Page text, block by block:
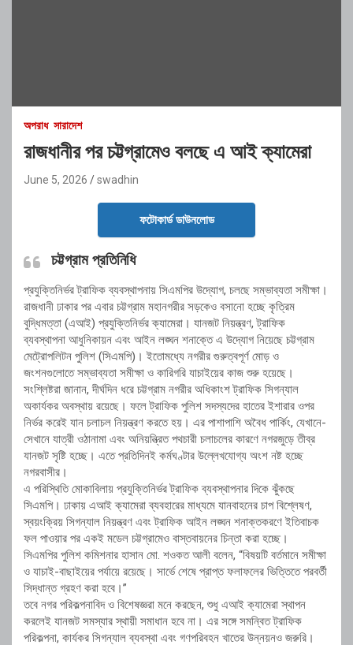
অপরাধ সারাদেশ
রাজধানীর পর চট্টগ্রামেও বলছে এ আই ক্যামেরা
June 5, 2026 swadhin
ফটোকার্ড ডাউনলোড
চট্টগ্রাম প্রতিনিধি
প্রযুক্তিনির্ভর ট্রাফিক ব্যবস্থাপনায় সিএমপির উদ্যোগ, চলছে সম্ভাব্যতা সমীক্ষা।
রাজধানী ঢাকার পর এবার চট্টগ্রাম মহানগরীর সড়কেও বসানো হচ্ছে কৃত্রিম
বুদ্ধিমত্তা (এআই) প্রযুক্তিনির্ভর ক্যামেরা। যানজট নিয়ন্ত্রণ, ট্রাফিক
ব্যবস্থাপনা আধুনিকায়ন এবং আইন লঙ্ঘন শনাক্তে এ উদ্যোগ নিয়েছে চট্টগ্রাম
মেট্রোপলিটন পুলিশ (সিএমপি)। ইতোমধ্যে নগরীর গুরুত্বপূর্ণ মোড় ও
জংশনগুলোতে সম্ভাব্যতা সমীক্ষা ও কারিগরি যাচাইয়ের কাজ শুরু হয়েছে।
সংশ্লিষ্টরা জানান, দীর্ঘদিন ধরে চট্টগ্রাম নগরীর অধিকাংশ ট্রাফিক সিগন্যাল
অকার্যকর অবস্থায় রয়েছে। ফলে ট্রাফিক পুলিশ সদস্যদের হাতের ইশারার ওপর
নির্ভর করেই যান চলাচল নিয়ন্ত্রণ করতে হয়। এর পাশাপাশি অবৈধ পার্কিং, যেখানে-
সেখানে যাত্রী ওঠানামা এবং অনিয়ন্ত্রিত পথচারী চলাচলের কারণে নগরজুড়ে তীব্র
যানজট সৃষ্টি হচ্ছে। এতে প্রতিদিনই কর্মঘণ্টার উল্লেখযোগ্য অংশ নষ্ট হচ্ছে
নগরবাসীর।
এ পরিস্থিতি মোকাবিলায় প্রযুক্তিনির্ভর ট্রাফিক ব্যবস্থাপনার দিকে ঝুঁকছে
সিএমপি। ঢাকায় এআই ক্যামেরা ব্যবহারের মাধ্যমে যানবাহনের চাপ বিশ্লেষণ,
স্বয়ংক্রিয় সিগন্যাল নিয়ন্ত্রণ এবং ট্রাফিক আইন লঙ্ঘন শনাক্তকরণে ইতিবাচক
ফল পাওয়ার পর একই মডেল চট্টগ্রামেও বাস্তবায়নের চিন্তা করা হচ্ছে।
সিএমপির পুলিশ কমিশনার হাসান মো. শওকত আলী বলেন, “বিষয়টি বর্তমানে সমীক্ষা
ও যাচাই-বাছাইয়ের পর্যায়ে রয়েছে। সার্ভে শেষে প্রাপ্ত ফলাফলের ভিত্তিতে পরবর্তী
সিদ্ধান্ত গ্রহণ করা হবে।”
তবে নগর পরিকল্পনাবিদ ও বিশেষজ্ঞরা মনে করছেন, শুধু এআই ক্যামেরা স্থাপন
করলেই যানজট সমস্যার স্থায়ী সমাধান হবে না। এর সঙ্গে সমন্বিত ট্রাফিক
পরিকল্পনা, কার্যকর সিগন্যাল ব্যবস্থা এবং গণপরিবহন খাতের উন্নয়নও জরুরি।